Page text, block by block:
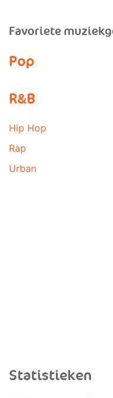
Favoriete
Pop
R&B
Hip Hop
Rap
Urban
Statistieken